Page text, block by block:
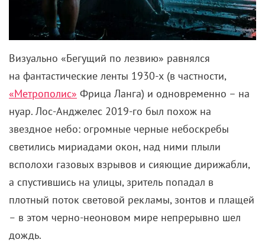
Визуально «Бегущий по лезвию» равнялся
на фантастические ленты 1930-х (в частности,
«Метрополис» Фрица Ланга) и одновременно – на
нуар. Лос-Анджелес 2019-го был похож на
звездное небо: огромные черные небоскребы
светились мириадами окон, над ними плыли
всполохи газовых взрывов и сияющие дирижабли,
а спустившись на улицы, зритель попадал в
плотный поток световой рекламы, зонтов и плащей
– в этом черно-неоновом мире непрерывно шел
дождь.